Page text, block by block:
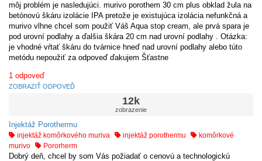
môj problém je nasledujúci. murivo porothem 30 cm plus obklad žula na
betónovú škáru izolácie IPA pretože je existujúca izolácia nefunkčná a
murivo vlhne chcel som použiť Váš Aqua stop cream, ale prvá spara je
pod urovní podlahy a ďalšia škára 20 cm nad urovní podlahy . Otázka:
je vhodné vŕtať škáru do tvárnice hneď nad urovní podlahy alebo túto
metódu nepoužiť za odpoveď ďakujem Šťastne
1 odpoveď
ZOBRAZIŤ ODPOVEĎ
12k
zobrazenie
Injektáž Porothermu
injektáž komôrkového muriva injektáž porothermu
komôrkové
murivo
Pororherm
Dobrý deň, chcel by som Vás požiadať o cenovú a technologickú